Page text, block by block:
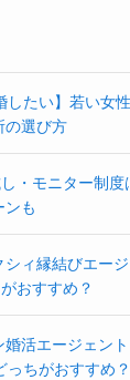
したい】若い女
の選び方
・モニター制
も
シィ縁結びエー
おすすめ？
婚活エージェン
ちがおすすめ？